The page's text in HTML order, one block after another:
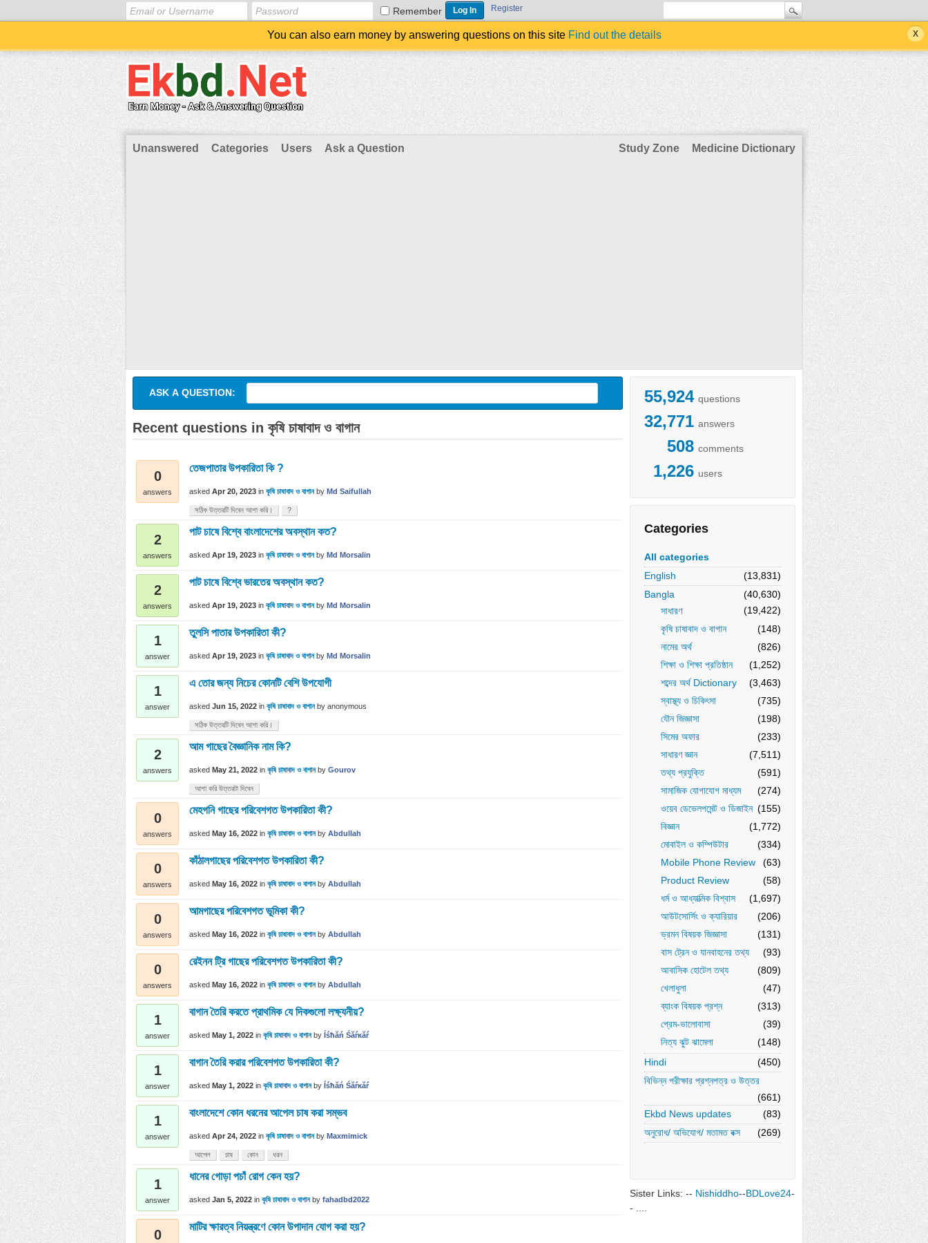
Remember Register
You can also earn money by answering questions on this site Find out the details
Unanswered Categories Users Ask a Question Medicine Dictionary
Study Zone
55,924 questions
32,771 answers
508 comments
1,226 users
Categories
All categories
English
(13,831)
Bangla
(40,630)
সাধারণ
(19,422)
কৃষি চাষাবাদ ও বাগান
(148)
নামের অর্থ
(826)
শিক্ষা ও শিক্ষা প্রতিষ্ঠান
(1,252)
শব্দের অর্থ Dictionary
(3,463)
স্বাস্থ্য ও চিকিৎসা
(735)
যৌন জিজ্ঞাসা
(198)
সিমের অফার
(233)
সাধারণ জ্ঞান
(7,511)
তথ্য প্রযুক্তি
(591)
সামাজিক যোগাযোগ মাধ্যম
(274)
ওয়েব ডেভেলপমেন্ট ও ডিজাইন (155)
বিজ্ঞান
(1,772)
মোবাইল ও কম্পিউটার
(334)
Mobile Phone Review
(63)
Product Review
(58)
ধর্ম ও আধ্যাত্মিক বিশ্বাস
(1,697)
আউটসোর্সিং ও ক্যারিয়ার
(206)
ভ্রমন বিষয়ক জিজ্ঞাসা
(131)
বাস ট্রেন ও যানবাহনের তথ্য
(93)
আবাসিক হোটেল তথ্য
(809)
খেলাধুলা
(47)
ব্যাংক বিষয়ক প্রশ্ন
(313)
প্রেম-ভালোবাসা
(39)
নিত্য ঝুট ঝামেলা
(148)
Hindi
(450)
বিভিন্ন পরীক্ষার প্রশ্নপত্র ও উত্তর
(661)
Ekbd News updates
(83)
অনুরোধ/ অভিযোগ/ মতামত বক্স
(269)
Sister Links: -- Nishiddho--BDLove24-
- ....
ASK A QUESTION:
Recent questions in কৃষি চাষাবাদ ও বাগান
0
answers
তেজপাতার উপকারিতা কি ?
asked Apr 20, 2023 in কৃষি চাষাবাদ ও বাগান by Md Saifullah
সঠিক উত্তরটি দিবেন আশা করি। ?
2
answers
পাট চাষে বিশ্বে বাংলাদেশের অবস্থান কত?
asked Apr 19, 2023 in কৃষি চাষাবাদ ও বাগান by Md Morsalin
2
answers
পাট চাষে বিশ্বে ভারতের অবস্থান কত?
asked Apr 19, 2023 in কৃষি চাষাবাদ ও বাগান by Md Morsalin
1
answer
তুলসি পাতার উপকারিতা কী?
asked Apr 19, 2023 in কৃষি চাষাবাদ ও বাগান by Md Morsalin
1
answer
এ তোর জন্য নিচের কোনটি বেশি উপযোগী
asked Jun 15, 2022 in কৃষি চাষাবাদ ও বাগান by anonymous
সঠিক উত্তরটি দিবেন আশা করি।
2
answers
আম গাছের বৈজ্ঞানিক নাম কি?
asked May 21, 2022 in কৃষি চাষাবাদ ও বাগান by Gourov
আশা করি উত্তরটা দিবেন
0
answers
মেহগনি গাছের পরিবেশগত উপকারিতা কী?
asked May 16, 2022 in কৃষি চাষাবাদ ও বাগান by Abdullah
0
answers
কাঁঠালগাছের পরিবেশগত উপকারিতা কী?
asked May 16, 2022 in কৃষি চাষাবাদ ও বাগান by Abdullah
0
answers
আমগাছের পরিবেশগত ভূমিকা কী?
asked May 16, 2022 in কৃষি চাষাবাদ ও বাগান by Abdullah
0
answers
রেইনন ট্রি গাছের পরিবেশগত উপকারিতা কী?
asked May 16, 2022 in কৃষি চাষাবাদ ও বাগান by Abdullah
1
answer
বাগান তৈরি করতে প্রাথমিক যে দিকগুলো লক্ষ্যনীয়?
asked May 1, 2022 in কৃষি চাষাবাদ ও বাগান by Íśħăń Śăŕĸăŕ
1
answer
বাগান তৈরি করার পরিবেশগত উপকারিতা কী?
asked May 1, 2022 in কৃষি চাষাবাদ ও বাগান by Íśħăń Śăŕĸăŕ
1
answer
বাংলাদেশে কোন ধরনের আপেল চাষ করা সম্ভব
asked Apr 24, 2022 in কৃষি চাষাবাদ ও বাগান by Maxmimick
আপেল চাষ কোন ধরন
1
answer
ধানের গোড়া পচাঁ রোগ কেন হয়?
asked Jan 5, 2022 in কৃষি চাষাবাদ ও বাগান by fahadbd2022
0
মাটির ক্ষারত্ব নিয়ন্ত্রণে কোন উপাদান যোগ করা হয়?